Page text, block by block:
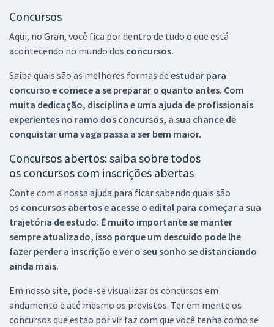
Concursos
Aqui, no Gran, você fica por dentro de tudo o que está
acontecendo no mundo dos concursos.
Saiba quais são as melhores formas de estudar para
concurso e comece a se preparar o quanto antes. Com
muita dedicação, disciplina e uma ajuda de profissionais
experientes no ramo dos concursos, a sua chance de
conquistar uma vaga passa a ser bem maior.
Concursos abertos: saiba sobre todos
os concursos com inscrições abertas
Conte com a nossa ajuda para ficar sabendo quais são
os concursos abertos e acesse o edital para começar a sua
trajetória de estudo. É muito importante se manter
sempre atualizado, isso porque um descuido pode lhe
fazer perder a inscrição e ver o seu sonho se distanciando
ainda mais.
Em nosso site, pode-se visualizar os concursos em
andamento e até mesmo os previstos. Ter em mente os
concursos que estão por vir faz com que você tenha como se